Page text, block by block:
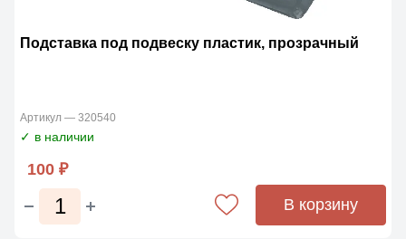
Подставка под подвеску пластик, прозрачный
Артикул — 320540
✓ в наличии
100 ₽
В корзину